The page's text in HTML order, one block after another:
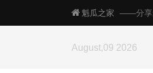
魁瓜之家 ——分享
August,09 2026